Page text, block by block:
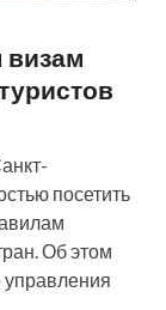
визам
посетить
Об этом